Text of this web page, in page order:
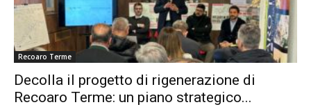
Recoaro Terme
Decolla il progetto di rigenerazione di
Recoaro Terme: un piano strategico...